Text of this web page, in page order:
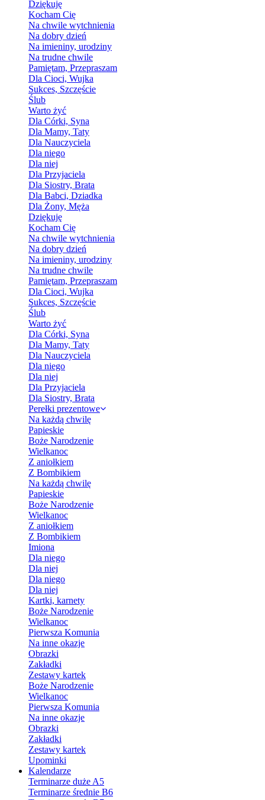
Dziękuję
Kocham Cię
Na chwile wytchnienia
Na dobry dzień
Na imieniny, urodziny
Na trudne chwile
Pamiętam, Przepraszam
Dla Cioci, Wujka
Sukces, Szczęście
Ślub
Warto żyć
Dla Córki, Syna
Dla Mamy, Taty
Dla Nauczyciela
Dla niego
Dla niej
Dla Przyjaciela
Dla Siostry, Brata
Dla Babci, Dziadka
Dla Żony, Męża
Dziękuję
Kocham Cię
Na chwile wytchnienia
Na dobry dzień
Na imieniny, urodziny
Na trudne chwile
Pamiętam, Przepraszam
Dla Cioci, Wujka
Sukces, Szczęście
Ślub
Warto żyć
Dla Córki, Syna
Dla Mamy, Taty
Dla Nauczyciela
Dla niego
Dla niej
Dla Przyjaciela
Dla Siostry, Brata
Perełki prezentowe
Na każdą chwilę
Papieskie
Boże Narodzenie
Wielkanoc
Z aniołkiem
Z Bombikiem
Na każdą chwilę
Papieskie
Boże Narodzenie
Wielkanoc
Z aniołkiem
Z Bombikiem
Imiona
Dla niego
Dla niej
Dla niego
Dla niej
Kartki, karnety
Boże Narodzenie
Wielkanoc
Pierwsza Komunia
Na inne okazje
Obrazki
Zakładki
Zestawy kartek
Boże Narodzenie
Wielkanoc
Pierwsza Komunia
Na inne okazje
Obrazki
Zakładki
Zestawy kartek
Upominki
Kalendarze
Terminarze duże A5
Terminarze średnie B6